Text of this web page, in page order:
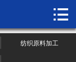
关于博纳

纺织原料加工